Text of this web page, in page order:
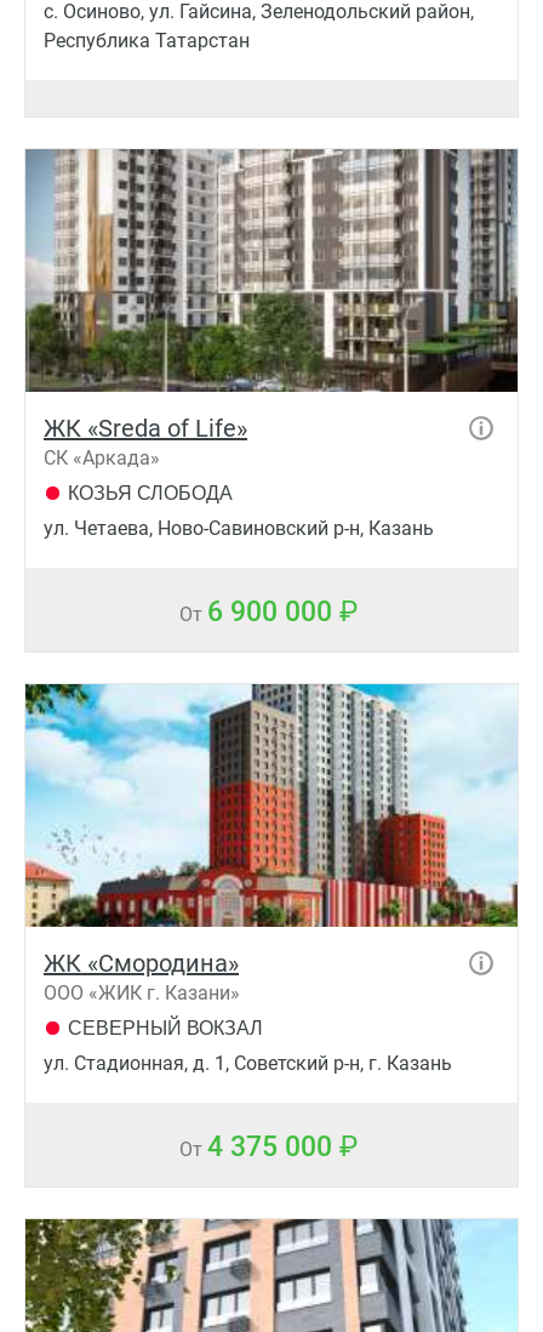
с. Осиново, ул. Гайсина, Зеленодольский район,
Республика Татарстан
ЖК «Sreda of Life»
СК «Аркада»
КОЗЬЯ СЛОБОДА
ул. Четаева, Ново-Савиновский р-н, Казань
От 6 900 000
ЖК «Смородина»
ООО «ЖИК г. Казани»
СЕВЕРНЫЙ ВОКЗАЛ
ул. Стадионная, д. 1, Советский р-н, г. Казань
От 4 375 000